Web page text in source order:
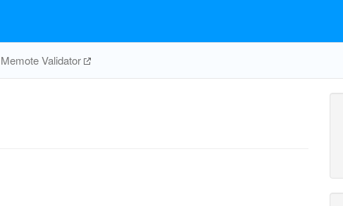
Memote Validator